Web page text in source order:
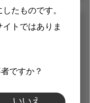
たものです。
トではありま
ですか？